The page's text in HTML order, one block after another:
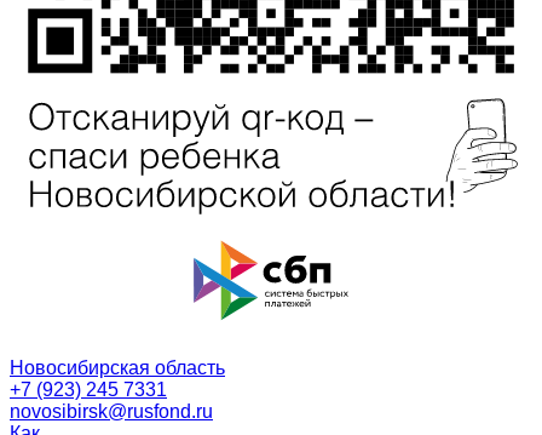
Новосибирская область
+7 (923) 245 7331
novosibirsk@rusfond.ru